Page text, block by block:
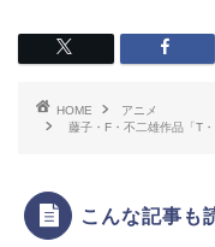
HOME
アニメ
藤子・F・不二雄作品「T
こんな記事も